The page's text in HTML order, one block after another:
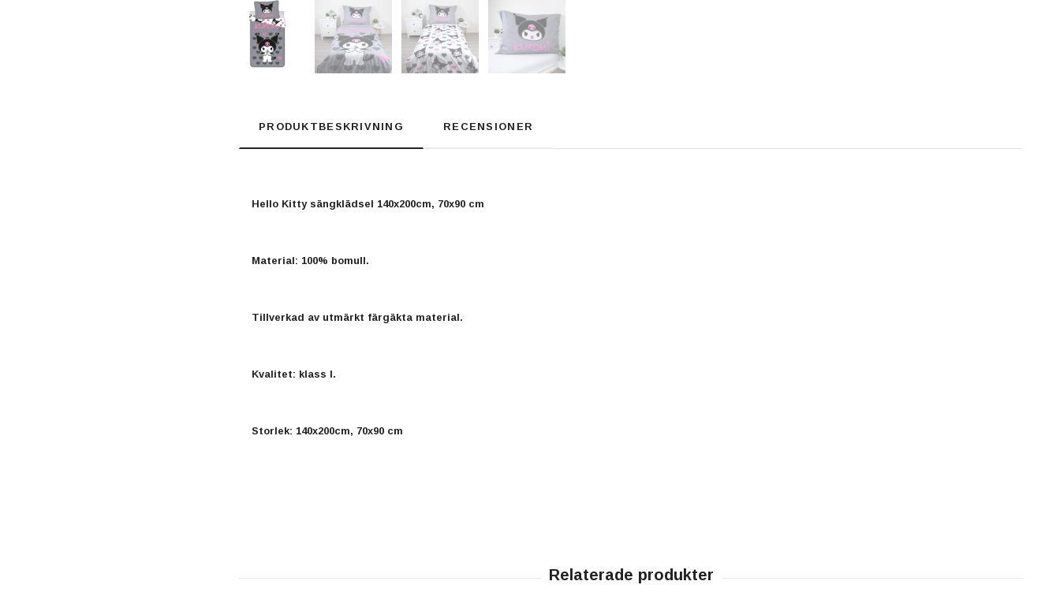
PRODUKTBESKRIVNING RECENSIONER
Hello Kitty sängklädsel 140x200cm, 70x90 cm
Material: 100% bomull.
Tillverkad av utmärkt färgäkta material.
Kvalitet: klass I.
Storlek: 140x200cm, 70x90 cm